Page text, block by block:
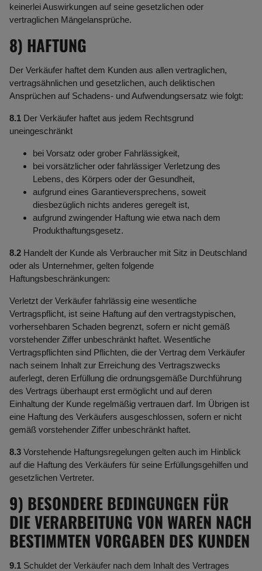
keinerlei Auswirkungen auf seine gesetzlichen oder
vertraglichen Mängelansprüche.
8) HAFTUNG
Der Verkäufer haftet dem Kunden aus allen vertraglichen,
vertragsähnlichen und gesetzlichen, auch deliktischen
Ansprüchen auf Schadens- und Aufwendungsersatz wie folgt:
8.1 Der Verkäufer haftet aus jedem Rechtsgrund
uneingeschränkt
bei Vorsatz oder grober Fahrlässigkeit,
bei vorsätzlicher oder fahrlässiger Verletzung des
Lebens, des Körpers oder der Gesundheit,
aufgrund eines Garantieversprechens, soweit
diesbezüglich nichts anderes geregelt ist,
aufgrund zwingender Haftung wie etwa nach dem
Produkthaftungsgesetz.
8.2 Handelt der Kunde als Verbraucher mit Sitz in Deutschland
oder als Unternehmer, gelten folgende
Haftungsbeschränkungen:
Verletzt der Verkäufer fahrlässig eine wesentliche
Vertragspflicht, ist seine Haftung auf den vertragstypischen,
vorhersehbaren Schaden begrenzt, sofern er nicht gemäß
vorstehender Ziffer unbeschränkt haftet. Wesentliche
Vertragspflichten sind Pflichten, die der Vertrag dem Verkäufer
nach seinem Inhalt zur Erreichung des Vertragszwecks
auferlegt, deren Erfüllung die ordnungsgemäße Durchführung
des Vertrags überhaupt erst ermöglicht und auf deren
Einhaltung der Kunde regelmäßig vertrauen darf. Im Übrigen ist
eine Haftung des Verkäufers ausgeschlossen, sofern er nicht
gemäß vorstehender Ziffer unbeschränkt haftet.
8.3 Vorstehende Haftungsregelungen gelten auch im Hinblick
auf die Haftung des Verkäufers für seine Erfüllungsgehilfen und
gesetzlichen Vertreter.
9) BESONDERE BEDINGUNGEN FÜR
DIE VERARBEITUNG VON WAREN NACH
BESTIMMTEN VORGABEN DES KUNDEN
9.1 Schuldet der Verkäufer nach dem Inhalt des Vertrages